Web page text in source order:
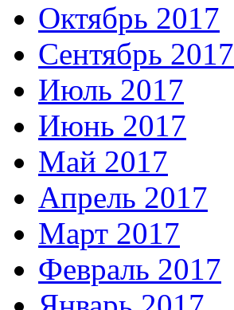
Октябрь 2017
Сентябрь 2017
Июль 2017
Июнь 2017
Май 2017
Апрель 2017
Март 2017
Февраль 2017